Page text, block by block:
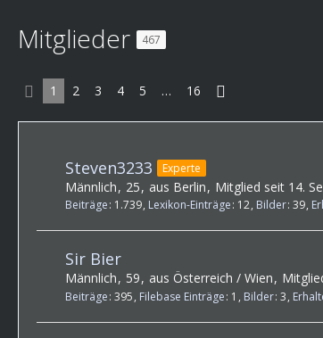
Mitglieder 467
1 2 3 4 5 … 16
Steven3233 Experte
Männlich 25 aus Berlin Mitglied seit 14.
Beiträge 1.739 Lexikon-Einträge 12 Bilder 39
Sir Bier
Männlich 59 aus Österreich / Wien
Beiträge 395 Filebase Einträge 1 Bilder 3